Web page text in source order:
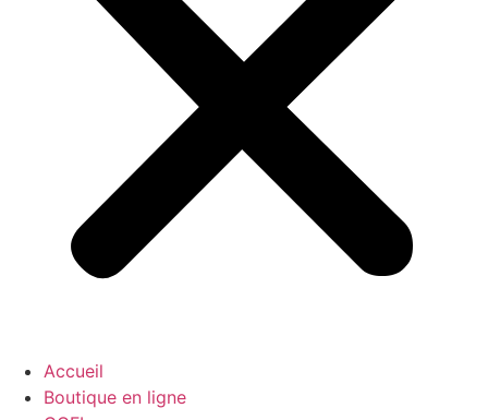
Accueil
Boutique en ligne